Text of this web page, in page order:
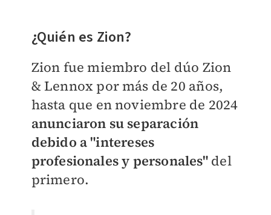
¿Quién es Zion?
Zion fue miembro del dúo Zion
& Lennox por más de 20 años,
hasta que en noviembre de 2024
anunciaron su separación
debido a "intereses
profesionales y personales" del
primero.